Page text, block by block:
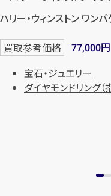
ハリー・ウィンストン ワン
買取参考価格 77,000円
宝石・ジュエリー
ダイヤモンドリング（